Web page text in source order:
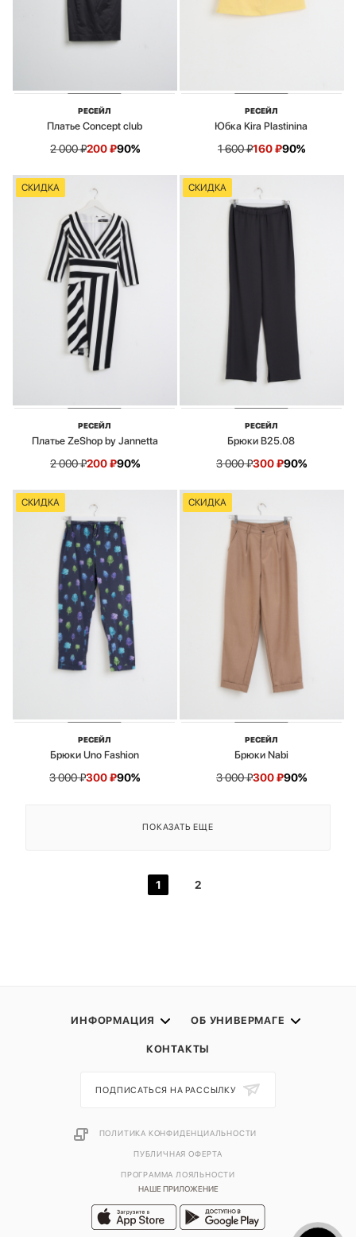
РЕСЕЙЛ
Платье Concept club
2 000₽200₽90%
РЕСЕЙЛ
Юбка Kira Plastinina
1 600₽160₽90%
СКИДКА
РЕСЕЙЛ
Платье ZeShop by Jannetta
2 000₽200₽90%
СКИДКА
РЕСЕЙЛ
Брюки B25.08
3 000₽300₽90%
СКИДКА
РЕСЕЙЛ
Брюки Uno Fashion
3 000₽300₽90%
СКИДКА
РЕСЕЙЛ
Брюки Nabi
3 000₽300₽90%
ПОКАЗАТЬ ЕЩЕ
1 2
ИНФОРМАЦИЯ ОБ УНИВЕРМАГЕ
КОНТАКТЫ
НАШЕ ПРИЛОЖЕНИЕ
ПОДПИСАТЬСЯ НА РАССЫЛКУ
ПОЛИТИКА КОНФИДЕНЦИАЛЬНОСТИ
ПУБЛИЧНАЯ ОФЕРТА
ПРОГРАММА ЛОЯЛЬНОСТИ